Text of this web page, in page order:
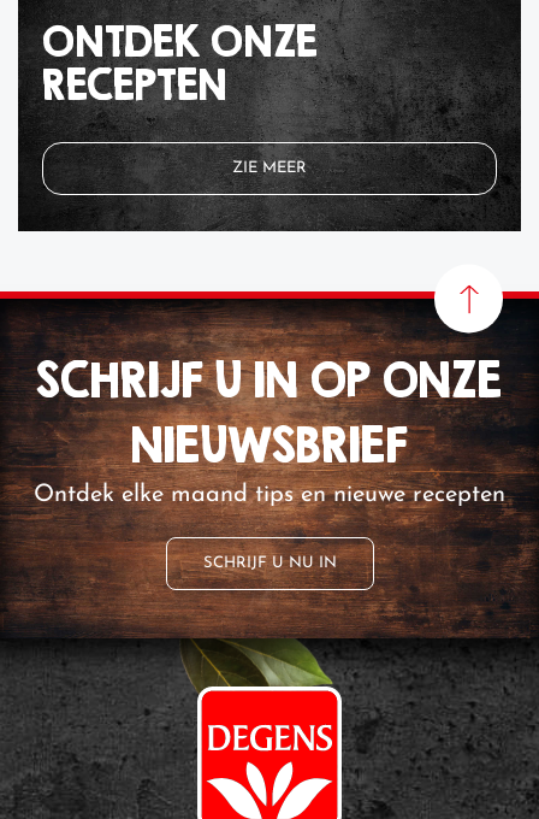
ONTDEK ONZE
RECEPTEN
ZIE MEER
SCHRIJF U IN OP ONZE
NIEUWSBRIEF
Ontdek elke maand tips en nieuwe recepten
SCHRIJF U NU IN